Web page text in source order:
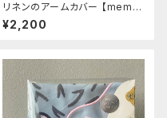
リネンのアームカバー 【memer
i】ハチミツレモン(2024カラー)
約50㎝
¥2,200